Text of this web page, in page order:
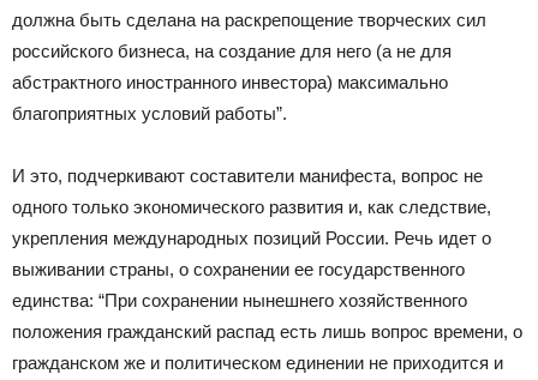
должна быть сделана на раскрепощение творческих сил
российского бизнеса, на создание для него (а не для
абстрактного иностранного инвестора) максимально
благоприятных условий работы”.
И это, подчеркивают составители манифеста, вопрос не
одного только экономического развития и, как следствие,
укрепления международных позиций России. Речь идет о
выживании страны, о сохранении ее государственного
единства: “При сохранении нынешнего хозяйственного
положения гражданский распад есть лишь вопрос времени, о
гражданском же и политическом единении не приходится и